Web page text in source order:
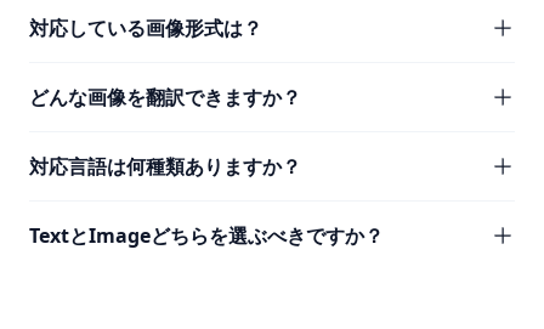
対応している画像形式は？
どんな画像を翻訳できますか？
対応言語は何種類ありますか？
TextとImageどちらを選ぶべきですか？